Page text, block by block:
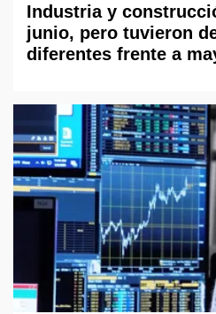
Industria y
junio, pero tuvieron
diferentes frente a